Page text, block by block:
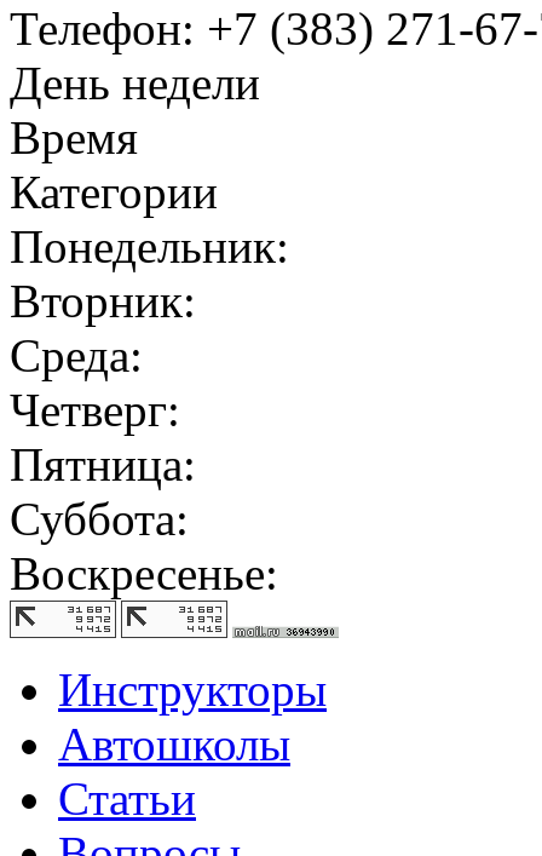
Телефон: +7 (383) 271-
День недели
Время
Категории
Понедельник:
Вторник:
Среда:
Четверг:
Пятница:
Суббота:
Воскресенье:
Инструкторы
Автошколы
Статьи